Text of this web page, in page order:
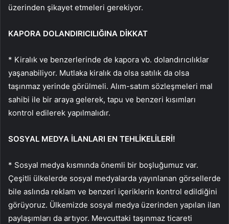
üzerinden şikayet etmeleri gerekiyor.
KAPORA DOLANDIRICILIĞINA DİKKAT
* Kiralık ve benzerlerinde de kapora vb. dolandırıcılıklar
yaşanabiliyor. Mutlaka kiralık da olsa satılık da olsa
taşınmaz yerinde görülmeli. Alım-satım sözleşmeleri mal
sahibi ile bir araya gelerek, tapu ve benzeri kısımları
kontrol edilerek yapılmalıdır.
SOSYAL MEDYA İLANLARI EN TEHLİKELİLERİ!
* Sosyal medya kısmında önemli bir boşluğumuz var.
Çeşitli ülkelerde sosyal medyalarda yayınlanan görsellerde
bile aslında reklam ve benzeri içeriklerin kontrol edildiğini
görüyoruz. Ülkemizde sosyal medya üzerinden yapılan ilan
paylaşımları da artıyor. Mevcuttaki taşınmaz ticareti